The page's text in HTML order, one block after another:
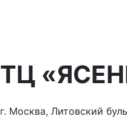
ТЦ
г. Москва, Литовский